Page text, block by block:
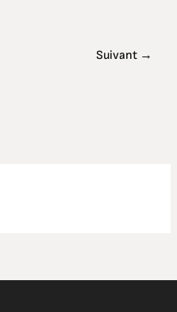
Suivant →